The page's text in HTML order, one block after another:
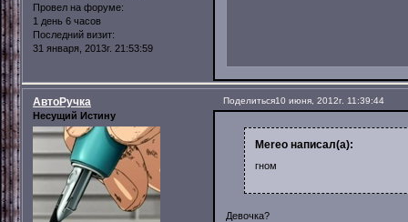
Провел на форуме:
1 день 6 часов
Последний визит:
31 января, 2013г. 21:53:59
Поделиться10 июня, 2012г. 11:39:44
АвтоРучка
Несущий Истину
Mereo написал(а):
гном
Девочка?